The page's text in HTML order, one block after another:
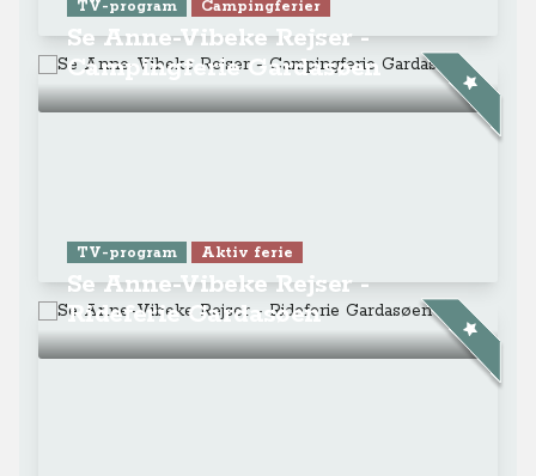
TV-program Campingferier
Se Anne-Vibeke Rejser -
Campingferie Gardasøen
TV-program Aktiv ferie
Se Anne-Vibeke Rejser -
Rideferie Gardasøen